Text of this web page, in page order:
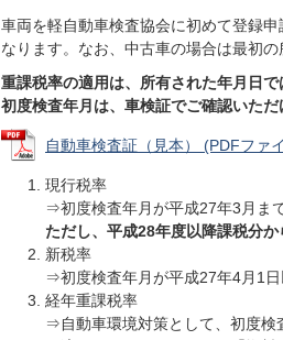
車両を軽自動車検査協会に初めて登録
なります。なお、中古車の場合は最初の
重課税率の適用は、所有された年月日
初度検査年月は、車検証でご確認いただ
自動車検査証（見本） (PDFファ
現行税率
⇒初度検査年月が平成27年3月ま
ただし、平成28年度以降課税分
新税率
⇒初度検査年月が平成27年4月1日
経年重課税率
⇒自動車環境対策として、初度検